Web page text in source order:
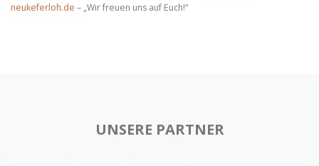
neukeferloh.de – „Wir freuen uns auf Euch!“
UNSERE PARTNER